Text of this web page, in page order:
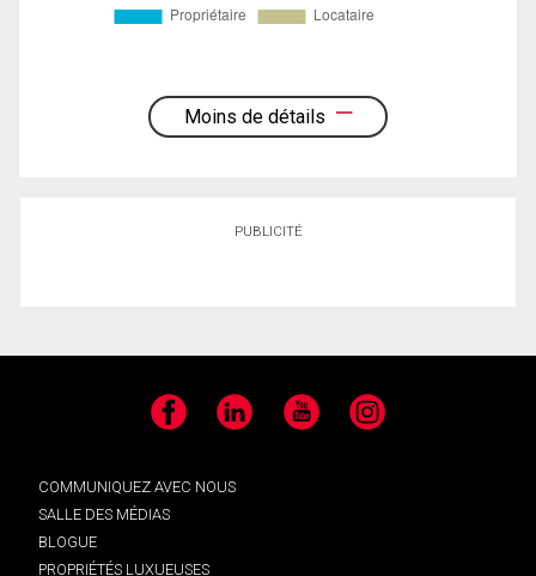
Moins de détails
PUBLICITÉ
Facebook LinkedIn YouTube Instagram
COMMUNIQUEZ AVEC NOUS
SALLE DES MÉDIAS
BLOGUE
PROPRIÉTÉS LUXUEUSES